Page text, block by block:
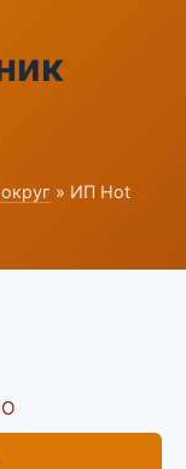
» ИП Hot